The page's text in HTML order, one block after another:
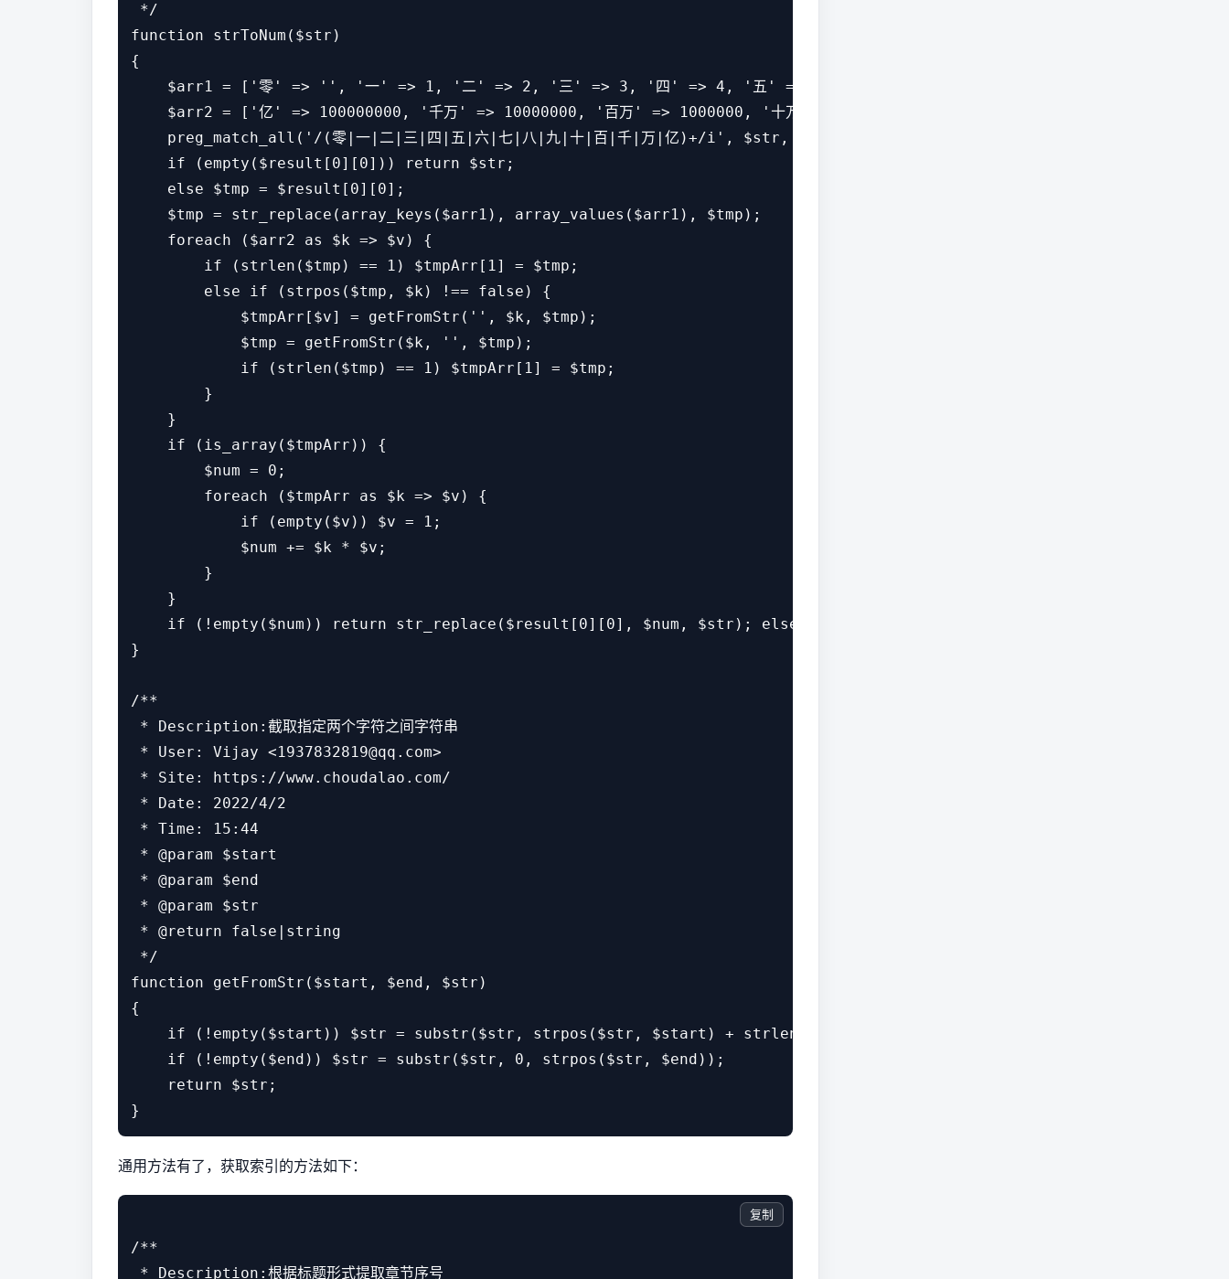
*/
function strToNum($str)
{
    $arr1 = ['零' => '', '一' => 1, '二' => 2, '三' => 3, '四' => 4, '五' => 5, '六' => 6, '七' => 7, '八' => 8, '九' => 9];
$arr2 = ['亿' => 100000000, '千万' => 10000000, '百万' => 1000000, '十万' => 100000, '万' => 10000, '千' => 1000, '百'
    preg_match_all('/(零|一|二|三|四|五|六|七|八|九|十|百|千|万|亿)+/i', $str, $result);
    if (empty($result[0][0])) return $str;
    else $tmp = $result[0][0];
    $tmp = str_replace(array_keys($arr1), array_values($arr1), $tmp);
    foreach ($arr2 as $k => $v) {
        if (strlen($tmp) == 1) $tmpArr[1] = $tmp;
        else if (strpos($tmp, $k) !== false) {
            $tmpArr[$v] = getFromStr('', $k, $tmp);
            $tmp = getFromStr($k, '', $tmp);
            if (strlen($tmp) == 1) $tmpArr[1] = $tmp;
        }
    }
    if (is_array($tmpArr)) {
        $num = 0;
        foreach ($tmpArr as $k => $v) {
            if (empty($v)) $v = 1;
            $num += $k * $v;
        }
    }
    if (!empty($num)) return str_replace($result[0][0], $num, $str); else return $str;
}
/**
* Description:截取指定两个字符之间字符串
* User: Vijay <1937832819@qq.com>
* Site: https://www.choudalao.com/
* Date: 2022/4/2
* Time: 15:44
* @param $start
* @param $end
* @param $str
* @return false|string
*/
function getFromStr($start, $end, $str)
{
if (!empty($start)) $str = substr($str, strpos($str, $start) + strlen($start), strlen($str) - strlen($start) -
    if (!empty($end)) $str = substr($str, 0, strpos($str, $end));
    return $str;
通用方法有了，获取索引的方法如下：
/**
* Description:根据标题形式提取章节序号
复制